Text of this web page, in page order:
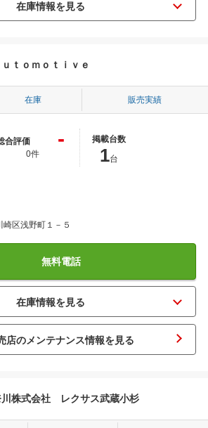
ｔｏｍｏｔｉｖｅ
在庫 販売実績
合評価 -
0件
掲載台数
1台
区浅野町１－５
無料電話
店のメンテナンス情報を見る
川株式会社 レクサス武蔵小杉